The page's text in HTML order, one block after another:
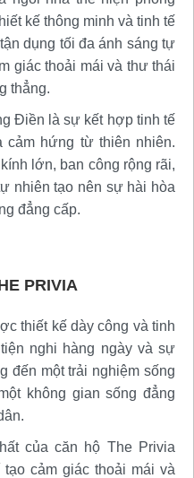
kế thông minh và tinh tế
dụng tối đa ánh sáng tự
giác thoải mái và thư thái
thẳng.
Điền là sự kết hợp tinh tế
cảm hứng từ thiên nhiên.
lớn, ban công rộng rãi,
nhiên tạo nên sự hài hòa
đẳng cấp.
PRIVIA
thiết kế dày công và tinh
nghi hàng ngày và sự
đến một trải nghiệm sống
không gian sống đẳng
của căn hộ The Privia
cảm giác thoải mái và